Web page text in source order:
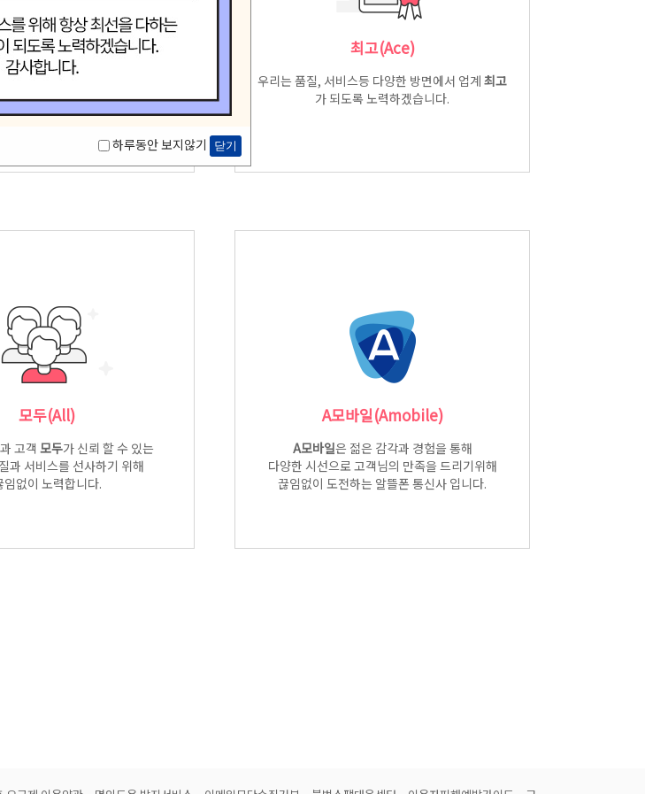
하루동안 보지않기 닫기
라운(Amazing)
심 능력은 고객을 위해 다양한
제공합니다.
최고(Ace)
우리는 품질, 서비스등 다양한 방면에서 업계 최고
가 되도록 노력하겠습니다.
모두(All)
고객 모두가 신뢰 할 수 있는
과 서비스를 선사하기 위해
임없이 노력합니다.
A모바일(Amobile)
A모바일은 젊은 감각과 경험을 통해
다양한 시선으로 고객님의 만족을 드리기위해
끊임없이 도전하는 알뜰폰 통신사 입니다.